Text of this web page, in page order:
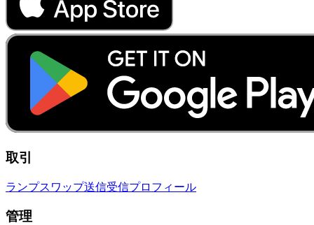
取引
ランプスワップ送信受信プロフィール
管理